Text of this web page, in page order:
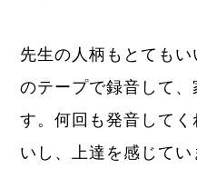
先生の人柄もとても
のテープで録音して
す。何回も発音して
いし、上達を感じてい